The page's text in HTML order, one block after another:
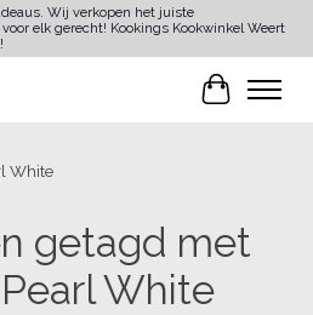
Wij verkopen het juiste
elk gerecht! Kookings Kookwinkel Weert
White
getagd met
White